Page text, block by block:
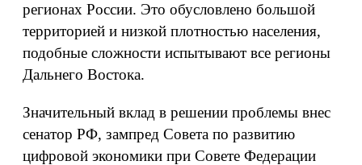
регионах России. Это обусловлено большой
территорией и низкой плотностью населения,
подобные сложности испытывают все регионы
Дальнего Востока.
Значительный вклад в решении проблемы внес
сенатор РФ, зампред Совета по развитию
цифровой экономики при Совете Федерации